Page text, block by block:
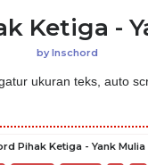
Ketiga -
byInschord
ukuran teks, auto
Pihak Ketiga - Yank Mulia